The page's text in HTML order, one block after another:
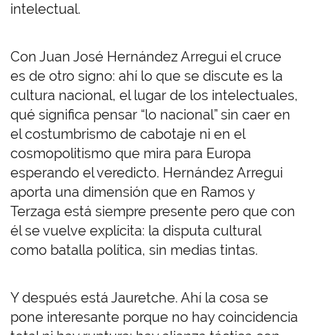
intelectual.
Con Juan José Hernández Arregui el cruce
es de otro signo: ahí lo que se discute es la
cultura nacional, el lugar de los intelectuales,
qué significa pensar “lo nacional” sin caer en
el costumbrismo de cabotaje ni en el
cosmopolitismo que mira para Europa
esperando el veredicto. Hernández Arregui
aporta una dimensión que en Ramos y
Terzaga está siempre presente pero que con
él se vuelve explícita: la disputa cultural
como batalla política, sin medias tintas.
Y después está Jauretche. Ahí la cosa se
pone interesante porque no hay coincidencia